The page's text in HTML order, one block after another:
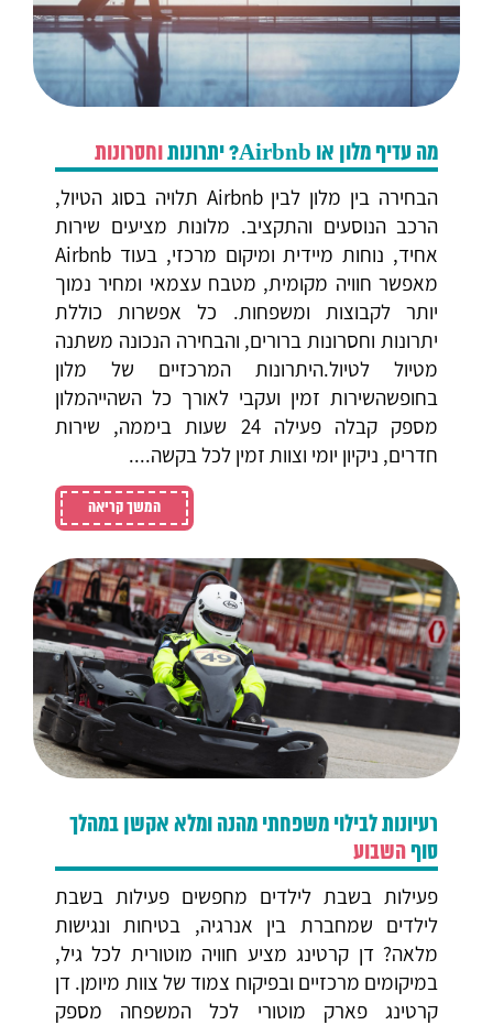
מה עדיף מלון או Airbnb? יתרונות וחסרונות
הבחירה בין מלון לבין Airbnb תלויה בסוג הטיול,
הרכב הנוסעים והתקציב. מלונות מציעים שירות
אחיד, נוחות מיידית ומיקום מרכזי, בעוד Airbnb
מאפשר חוויה מקומית, מטבח עצמאי ומחיר נמוך
יותר לקבוצות ומשפחות. כל אפשרות כוללת
יתרונות וחסרונות ברורים, והבחירה הנכונה משתנה
מטיול לטיול.היתרונות המרכזיים של מלון
בחופשהשירות זמין ועקבי לאורך כל השהייהמלון
מספק קבלה פעילה 24 שעות ביממה, שירות
חדרים, ניקיון יומי וצוות זמין לכל בקשה....
המשך קריאה
רעיונות לבילוי משפחתי מהנה ומלא אקשן במהלך
סוףהשבוע
פעילות בשבת לילדים מחפשים פעילות בשבת
לילדים שמחברת בין אנרגיה, בטיחות ונגישות
מלאה? דן קרטינג מציע חוויה מוטורית לכל גיל,
במיקומים מרכזיים ובפיקוח צמוד של צוות מיומן. דן
קרטינג פארק מוטורי לכל המשפחה מספק